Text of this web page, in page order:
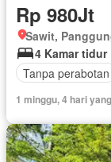
Rp 980Jt
4 Kamar tidur
Tanpa perabotan
1 minggu, 4 hari